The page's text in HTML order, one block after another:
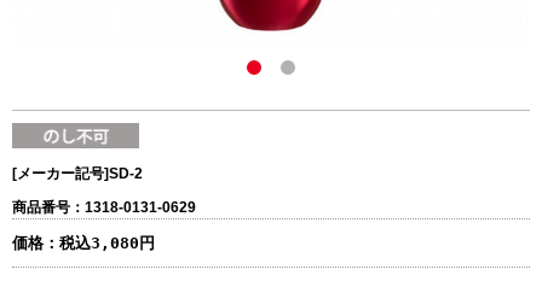
[メーカー記号]SD-2
商品番号：1318-0131-0629
価格： 税込3,080円